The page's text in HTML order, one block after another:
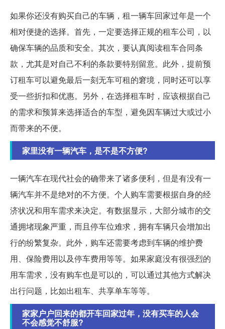
如果你还没有购买自己的车辆，租一辆车回家过年是一个
相对便捷的选择。首先，一定要选择正规的租车公司，以
确保车辆的品质和安全。其次，要认真阅读租车合同条
款，尤其是对自己不利的条款要特别留意。此外，提前预
订租车可以避免最后一刻无车可租的窘境，同时还可以享
受一些折扣和优惠。另外，在选择租车时，应该根据自己
的需求和预算来选择适合的车型，避免因车辆过大或过小
而带来的不便。
家里没有一辆汽车，是不是不方便?
一辆汽车在现代社会的确带来了诸多便利，但是有没有一
辆汽车并不是绝对的不方便。个人购车需要根据自身的经
济状况和用车需求来决定。有数据显示，大部分城市的交
通拥堵现象严重，而且停车位难求，拥有车辆只会增加出
行的纷繁复杂。此外，购车还需要考虑到车辆的维护费
用、保险费用以及停车费用等等。如果家庭没有很强烈的
用车需求，没有购车也是可以的，可以通过其他方式解决
出行问题，比如出租车、共享单车等等。
家家户户回来的都开车回家过年，没有买车的人会
不会感觉不舒服?